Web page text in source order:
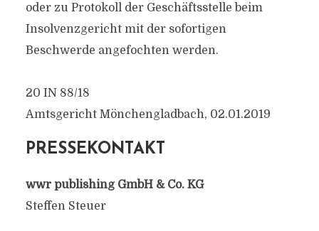
oder zu Protokoll der Geschäftsstelle beim
Insolvenzgericht mit der sofortigen
Beschwerde angefochten werden.
20 IN 88/18
Amtsgericht Mönchengladbach, 02.01.2019
PRESSEKONTAKT
wwr publishing GmbH & Co. KG
Steffen Steuer